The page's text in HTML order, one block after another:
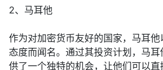
2、马耳他
作为对加密货币友好的国家，马耳
态度而闻名。通过其投资计划，马
供了一个独特的机会，让他们可以